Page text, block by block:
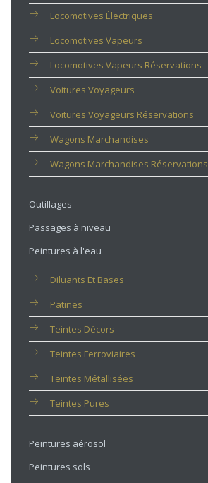
Locomotives Électriques
Locomotives Vapeurs
Locomotives Vapeurs Réservations
Voitures Voyageurs
Voitures Voyageurs Réservations
Wagons Marchandises
Wagons Marchandises Réservations
Outillages
Passages à niveau
Peintures à l'eau
Diluants Et Bases
Patines
Teintes Décors
Teintes Ferroviaires
Teintes Métallisées
Teintes Pures
Peintures aérosol
Peintures sols